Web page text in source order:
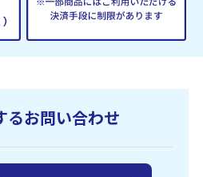
るお問い合わせ